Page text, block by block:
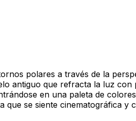
polares a través de la
antiguo que refracta la luz
en una paleta de
se siente cinematográfica y